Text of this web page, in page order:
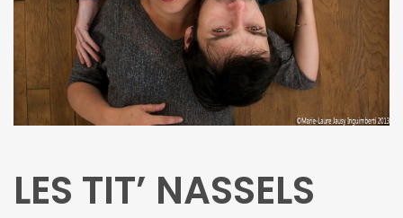
LES TIT’ NASSELS